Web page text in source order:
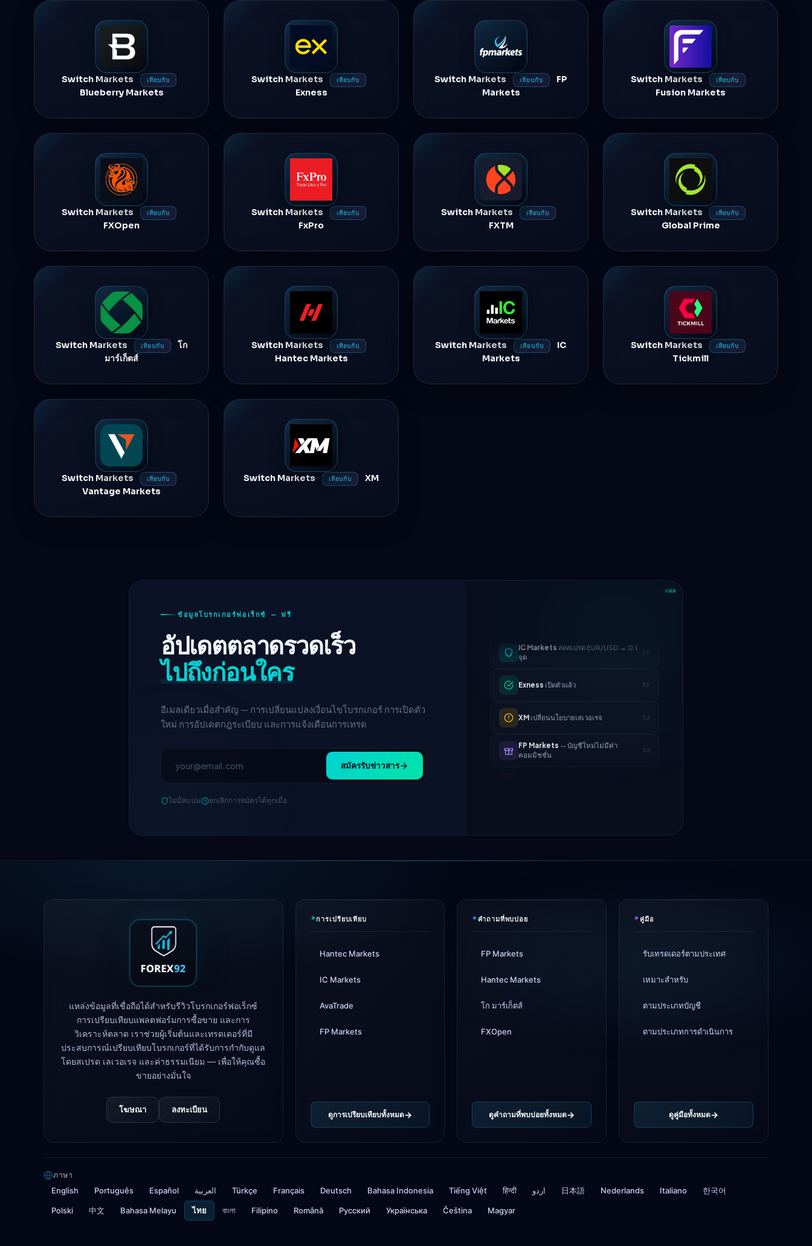
Switch Markets เทียบกับ
Blueberry Markets
Switch Markets เทียบกับ
Exness
Switch Markets เทียบกับ
FP
Markets
Switch Markets เทียบกับ
Fusion Markets
Switch Markets เทียบกับ
FXOpen
Switch Markets เทียบกับ
FxPro
Switch Markets เทียบกับ
FXTM
Switch Markets เทียบกับ
Global Prime
Switch Markets เทียบกับ
โก
มาร์เก็ตส์
Switch Markets เทียบกับ
Hantec Markets
Switch Markets เทียบกับ
IC
Markets
Switch Markets เทียบกับ
Tickmill
Switch Markets เทียบกับ
Vantage Markets
Switch Markets เทียบกับ XM
ข้อมูลโบรกเกอร์ฟอเร็กซ์ — ฟรี
อัปเดตตลาดรวดเร็ว
ไปถึงก่อนใคร
อีเมลเดียวเมื่อสำคัญ — การเปลี่ยนแปลงเงื่อนไขโบรกเกอร์ การเปิดตัว
ใหม่ การอัปเดตกฎระเบียบ และการแจ้งเตือนการเทรด
สมัครรับข่าวสาร
ไม่มีสแปม ยกเลิกการสมัครได้ทุกเมื่อ
สด
Exnessเปิดตัวแล้ว 5h
XMเปลี่ยนนโยบายเลเวอเรจ 1d
FP Markets
คอมมิชชั่น
1d
AvaTradeสูญเสียใบอนุญาตกำกับดูแล 3d
— บัญชีใหม่ไม่มีค่า
คอมมิชชั่น
แล้ว
4d
แหล่งข้อมูลที่เชื่อถือได้สำหรับรีวิวโบรกเกอร์ฟอเร็กซ์
การเปรียบเทียบแพลตฟอร์มการซื้อขาย และการ
วิเคราะห์ตลาด เราช่วยผู้เริ่มต้นและเทรดเดอร์ที่มี
ประสบการณ์เปรียบเทียบโบรกเกอร์ที่ได้รับการกำกับดูแล
โดยสเปรด เลเวอเรจ และค่าธรรมเนียม — เพื่อให้คุณซื้อ
ขายอย่างมั่นใจ
โฆษณา ลงทะเบียน
*การเปรียบเทียบ
Hantec Markets
IC Markets
AvaTrade
FP Markets
ดูการเปรียบเทียบทั้งหมด
*คำถามที่พบบ่อย
FP Markets
Hantec Markets
โก มาร์เก็ตส์
FXOpen
ดูคำถามที่พบบ่อยทั้งหมด
*คู่มือ
รับเทรดเดอร์ตามประเทศ
เหมาะสำหรับ
ตามประเภทบัญชี
ตามประเภทการดำเนินการ
ดูคู่มือทั้งหมด
ภาษา
English Português Español العربية Türkçe Français Deutsch Bahasa Indonesia Tiếng Việt हिन्दी اردو 日本語 Nederlands Italiano 한국어
Polski 中文 Bahasa Melayu ไทย বাংলা Filipino Română Русский Українська Čeština Magyar